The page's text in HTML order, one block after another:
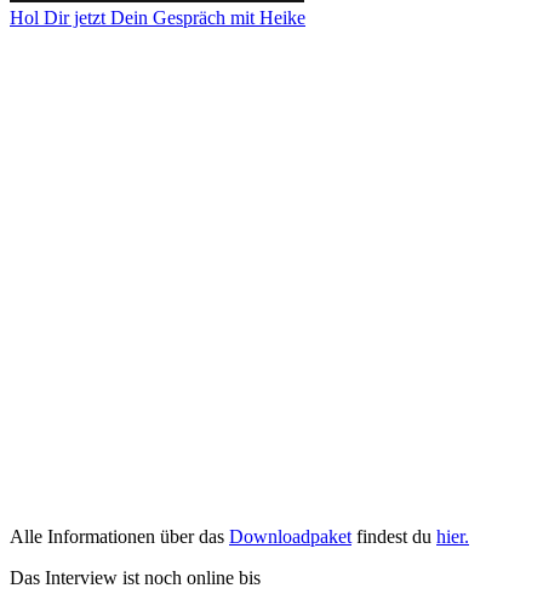
Hol Dir jetzt Dein Gespräch mit Heike
Alle Informationen über das Downloadpaket findest du hier.
Das Interview ist noch online bis